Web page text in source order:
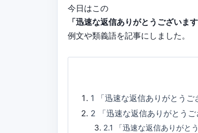
今日はこの
「迅速な返信ありがとうございま
例文や類義語を記事にしました。
1
「迅速な返信ありがとう
2
「迅速な返信ありがとう
2.1
「迅速な返信ありがと